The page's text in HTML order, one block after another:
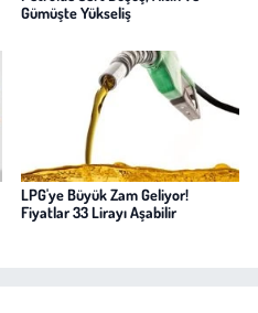
Gümüşte Yükseliş
LPG'ye Büyük Zam Geliyor!
Fiyatlar 33 Lirayı Aşabilir